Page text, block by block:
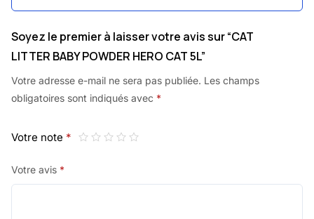
Soyez le premier à laisser votre avis sur “CAT
LITTER BABY POWDER HERO CAT 5L”
Votre adresse e-mail ne sera pas publiée. Les champs
obligatoires sont indiqués avec *
Votre note *
Votre avis *